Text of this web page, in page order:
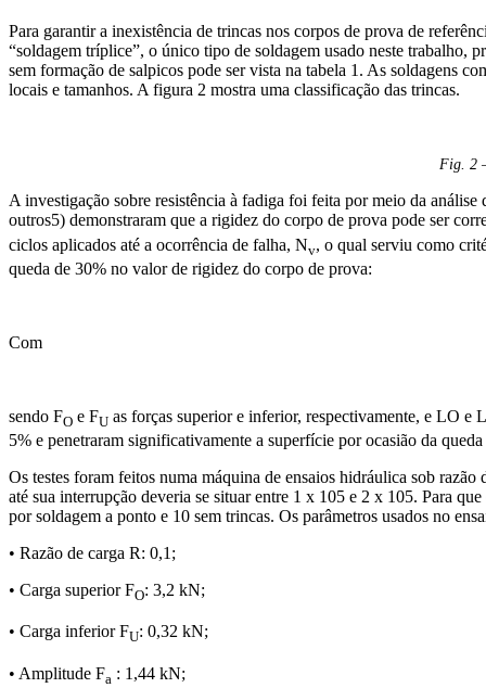
Para garantir a inexistência de trincas nos corpos de prova de
“soldagem tríplice”, o único tipo de soldagem usado neste trabalho,
sem formação de salpicos pode ser vista na tabela 1. As soldagens
locais e tamanhos. A figura 2 mostra uma classificação das trincas.
Fig. 2
A investigação sobre resistência à fadiga foi feita por meio da
outros5) demonstraram que a rigidez do corpo de prova pode ser
ciclos aplicados até a ocorrência de falha, Nv, o qual serviu como
queda de 30% no valor de rigidez do corpo de prova:
Com
sendo FO e FU as forças superior e inferior, respectivamente, e LO e
5% e penetraram significativamente a superfície por ocasião da
Os testes foram feitos numa máquina de ensaios hidráulica sob
até sua interrupção deveria se situar entre 1 x 105 e 2 x 105. Para
por soldagem a ponto e 10 sem trincas. Os parâmetros usados no
• Razão de carga R: 0,1;
• Carga superior FO: 3,2 kN;
• Carga inferior FU: 0,32 kN;
• Amplitude Fa : 1,44 kN;